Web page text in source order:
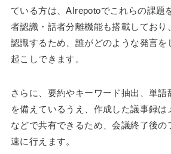
ている方は、AIrepotoでこれらの課題
者認識・話者分離機能も搭載しており
認識するため、誰がどのような発言を
起こしできます。
さらに、要約やキーワード抽出、単
を備えているうえ、作成した議事録
などで共有できるため、会議終了後の
速に行えます。